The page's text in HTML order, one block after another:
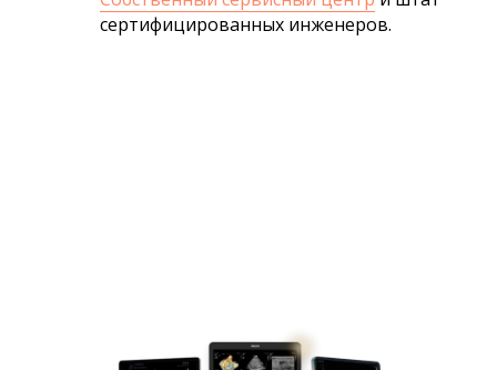
сертифицированных инженеров.